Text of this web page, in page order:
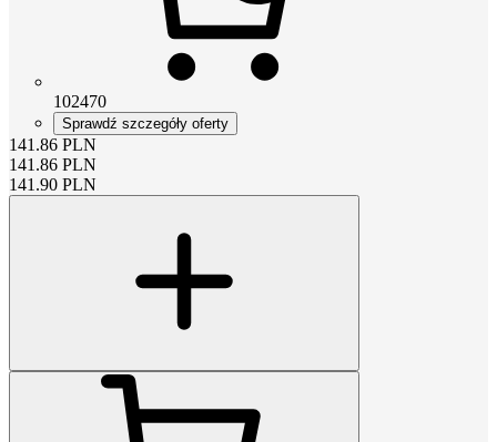
102470
Sprawdź szczegóły oferty
141.86 PLN
141.86 PLN
141.90 PLN